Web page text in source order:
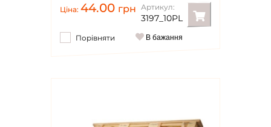
Ціна: 44.00 грн Артикул:
3197_10PL
Порівняти В бажання